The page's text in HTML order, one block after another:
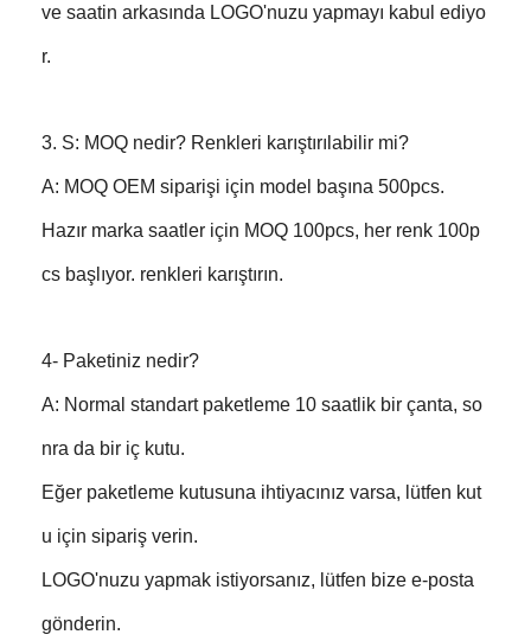
ve saatin arkasında LOGO'nuzu yapmayı kabul ediyo
r.
3. S: MOQ nedir? Renkleri karıştırılabilir mi?
A: MOQ OEM siparişi için model başına 500pcs.
Hazır marka saatler için MOQ 100pcs, her renk 100p
cs başlıyor. renkleri karıştırın.
4- Paketiniz nedir?
A: Normal standart paketleme 10 saatlik bir çanta, so
nra da bir iç kutu.
Eğer paketleme kutusuna ihtiyacınız varsa, lütfen kut
u için sipariş verin.
LOGO'nuzu yapmak istiyorsanız, lütfen bize e-posta
gönderin.